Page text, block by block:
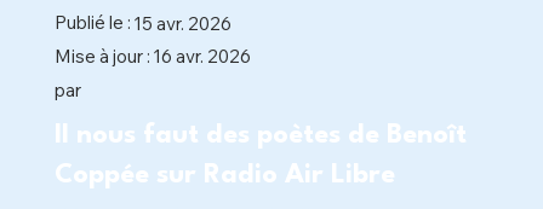
Publié le : 15 avr. 2026
Mise à jour : 16 avr. 2026
par
Il nous faut des poètes de Benoît
Coppée sur Radio Air Libre